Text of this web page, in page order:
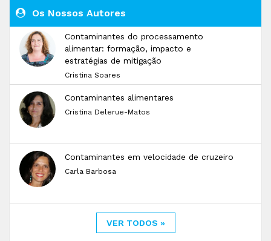
Os Nossos Autores
Contaminantes do processamento
alimentar: formação, impacto e
estratégias de mitigação
Cristina Soares
Contaminantes alimentares
Cristina Delerue-Matos
Contaminantes em velocidade de cruzeiro
Carla Barbosa
VER TODOS »